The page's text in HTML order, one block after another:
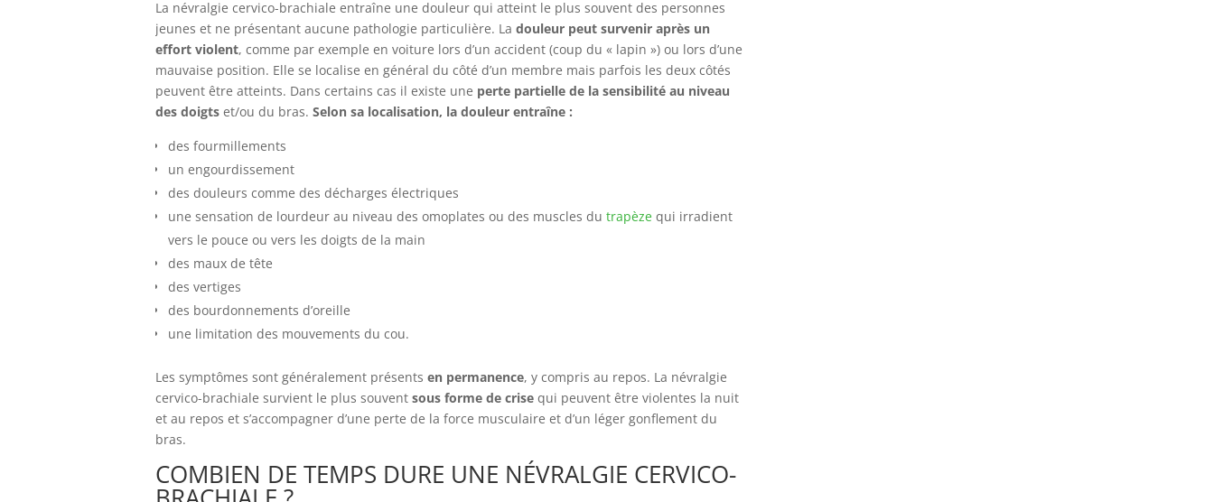
La névralgie cervico-brachiale entraîne une douleur qui atteint le plus souvent des personnes
jeunes et ne présentant aucune pathologie particulière. La douleur peut survenir après un
effort violent, comme par exemple en voiture lors d’un accident (coup du « lapin ») ou lors d’une
mauvaise position. Elle se localise en général du côté d’un membre mais parfois les deux côtés
peuvent être atteints. Dans certains cas il existe une perte partielle de la sensibilité au niveau
des doigts et/ou du bras. Selon sa localisation, la douleur entraîne :
des fourmillements
un engourdissement
des douleurs comme des décharges électriques
une sensation de lourdeur au niveau des omoplates ou des muscles du trapèze qui irradient
vers le pouce ou vers les doigts de la main
des maux de tête
des vertiges
des bourdonnements d’oreille
une limitation des mouvements du cou.
Les symptômes sont généralement présents en permanence, y compris au repos. La névralgie
cervico-brachiale survient le plus souvent sous forme de crise qui peuvent être violentes la nuit
et au repos et s’accompagner d’une perte de la force musculaire et d’un léger gonflement du
bras.
COMBIEN DE TEMPS DURE UNE NÉVRALGIE CERVICO-